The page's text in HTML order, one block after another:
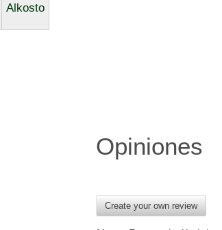
Alkosto
Opiniones
Create your own review